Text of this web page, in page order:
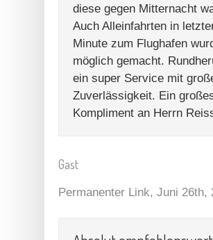
diese gegen Mitternacht
Auch Alleinfahrten in
Minute zum Flughafen
möglich gemacht.
ein super Service mit
Zuverlässigkeit. Ein
Kompliment an Herrn
Gast
Permanenter Link, Juni 26th,